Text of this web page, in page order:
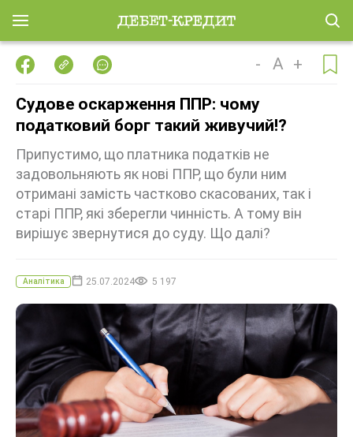
- A +
Судове оскарження ППР: чому
податковий борг такий живучий!?
Припустимо, що платника податків не
задовольняють як нові ППР, що були ним
отримані замість частково скасованих, так і
старі ППР, які зберегли чинність. А тому він
вирішує звернутися до суду. Що далі?
Аналітика 25.07.2024 5 197